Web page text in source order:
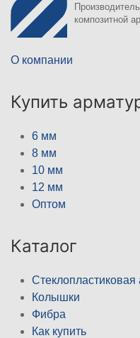
композитной
О компании
Купить
6 мм
8 мм
10 мм
12 мм
Оптом
Каталог
Стеклопластиковая
Колышки
Фибра
Как купить